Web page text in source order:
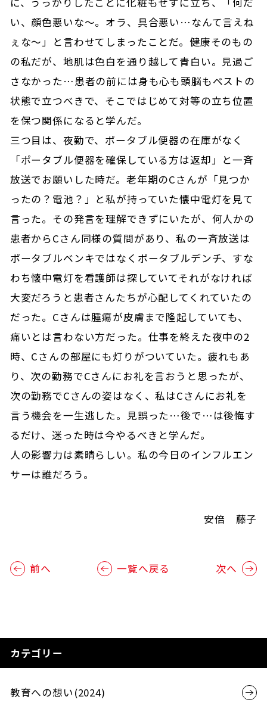
い、顔色悪いな～。オラ、具合悪い…なんて言えね
ぇな～」と言わせてしまったことだ。健康そのもの
の私だが、地肌は色白を通り越して青白い。見過ご
さなかった…患者の前には身も心も頭脳もベストの
状態で立つべきで、そこではじめて対等の立ち位置
を保つ関係になると学んだ。
三つ目は、夜勤で、ポータブル便器の在庫がなく
「ポータブル便器を確保している方は返却」と一斉
放送でお願いした時だ。老年期のCさんが「見つか
ったの？電池？」と私が持っていた懐中電灯を見て
言った。その発言を理解できずにいたが、何人かの
患者からCさん同様の質問があり、私の一斉放送は
ポータブルベンキではなくポータブルデンチ、すな
わち懐中電灯を看護師は探していてそれがなければ
大変だろうと患者さんたちが心配してくれていたの
だった。Cさんは腫瘍が皮膚まで隆起していても、
痛いとは言わない方だった。仕事を終えた夜中の2
時、Cさんの部屋にも灯りがついていた。疲れもあ
り、次の勤務でCさんにお礼を言おうと思ったが、
次の勤務でCさんの姿はなく、私はCさんにお礼を
言う機会を一生逃した。見誤った…後で…は後悔す
るだけ、迷った時は今やるべきと学んだ。
人の影響力は素晴らしい。私の今日のインフルエン
サーは誰だろう。
安倍 藤子
前へ 一覧へ戻る 次へ
カテゴリー
教育への想い(2024)